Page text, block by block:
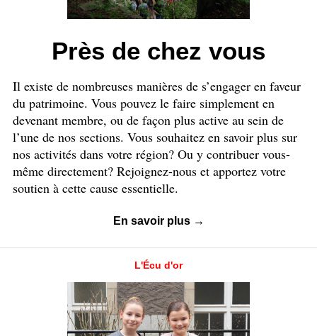
Près de chez vous
Il existe de nombreuses manières de s’engager en faveur
du patrimoine. Vous pouvez le faire simplement en
devenant membre, ou de façon plus active au sein de
l’une de nos sections. Vous souhaitez en savoir plus sur
nos activités dans votre région? Ou y contribuer vous-
même directement? Rejoignez-nous et apportez votre
soutien à cette cause essentielle.
En savoir plus →
L'Écu d'or